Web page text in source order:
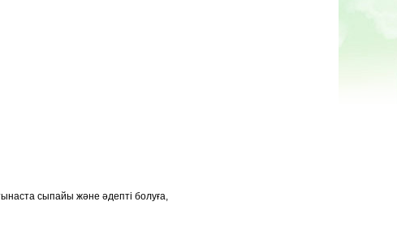
сыпайы және әдепті болуға,